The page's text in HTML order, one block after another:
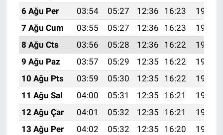
6 Ağu Per
03:54 05:27 12:36 16:23
19:35
7 Ağu Cum
03:55 05:27 12:36 16:23
19:34
8 Ağu Cts
03:56 05:28 12:36 16:22
19:33
9 Ağu Paz
03:57 05:29 12:35 16:22
19:32
10 Ağu Pts
03:59 05:30 12:35 16:22
19:31
11 Ağu Sal
04:00 05:31 12:35 16:21
19:30
12 Ağu Çar
04:01 05:32 12:35 16:21
19:28
13 Ağu Per
04:02 05:32 12:35 16:20
19:27